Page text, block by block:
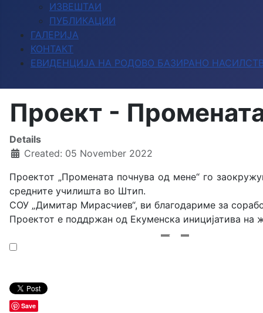
ИЗВЕШТАИ
ПУБЛИКАЦИИ
ГАЛЕРИЈА
КОНТАКТ
ЕВИДЕНЦИЈА НА РОДОВО БАЗИРАНО
Проект -
Details
Created: 05 November 2022
Проектот „Промената почнува од мене“ го
средните училишта во Штип.
СОУ „Димитар Мирасчиев“, ви благодариме за
Проектот е поддржан од Екуменска иницијатива на
Save